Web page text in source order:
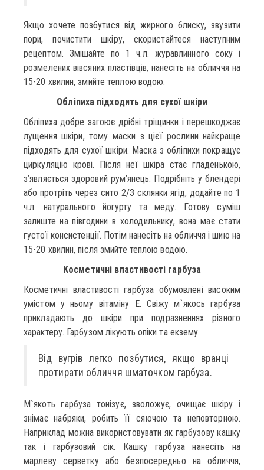
Якщо хочете позбутися від жирного блиску, звузити
пори, почистити шкіру, скористайтеся наступним
рецептом. Змішайте по 1 ч.л. журавлинного соку і
розмелених вівсяних пластівців, нанесіть на обличчя на
15-20 хвилин, змийте теплою водою.
Обліпиха підходить для сухої шкіри
Обліпиха добре загоює дрібні тріщинки і перешкоджає
лущення шкіри, тому маски з цієї рослини найкраще
підходять для сухої шкіри. Маска з обліпихи покращує
циркуляцію крові. Після неї шкіра стає гладенькою,
з’являється здоровий рум’янець. Подрібніть у блендері
або протріть через сито 2/3 склянки ягід, додайте по 1
ч.л. натурального йогурту та меду. Готову суміш
залиште на півгодини в холодильнику, вона має стати
густої консистенції. Потім нанесіть на обличчя і шию на
15-20 хвилин, після змийте теплою водою.
Косметичні властивості гарбуза
Косметичні властивості гарбуза обумовлені високим
умістом у ньому вітаміну Е. Свіжу м`якось гарбуза
прикладають до шкіри при подразненнях різного
характеру. Гарбузом лікують опіки та екзему.
Від вугрів легко позбутися, якщо вранці
протирати обличчя шматочком гарбуза.
М`якоть гарбуза тонізує, зволожує, очищає шкіру і
знімає набряки, робить її сяючою та неповторною.
Наприклад можна використовувати як гарбузову кашку
так і гарбузовий сік. Кашку гарбуза нанесіть на
марлеву серветку або безпосередньо на обличчя,